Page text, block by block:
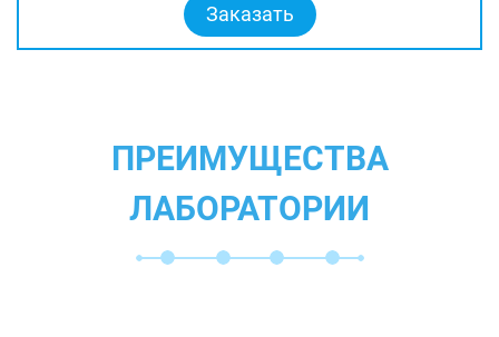
Заказать
ПРЕИМУЩЕСТВА
ЛАБОРАТОРИИ